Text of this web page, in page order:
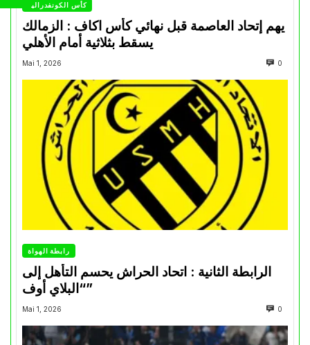
كأس الكونفدرالية
يهم إتحاد العاصمة قبل نهائي كأس اكاف : الزمالك
Mai 1, 2026 0
رابطة الهواة
الرابطة الثانية : اتحاد الحراش يحسم التأهل إلى
“البلاي أوف”
Mai 1, 2026 0